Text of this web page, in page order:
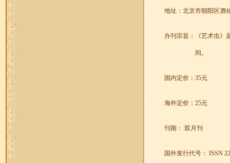
地址：北京市朝阳区酒
办刊宗旨：《艺术虫》
间。
国内定价： 35元
海外定价： 25元
刊期： 双月刊
国外发行代号： ISSN